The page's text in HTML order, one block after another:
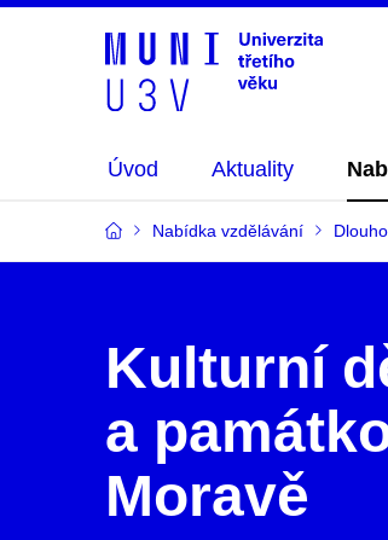
Úvod Aktuality
Nabídka vzdělávání
Kulturní
a
Moravě